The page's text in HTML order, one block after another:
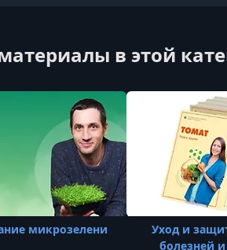
в этой
микрозелени
Уход и
болезней